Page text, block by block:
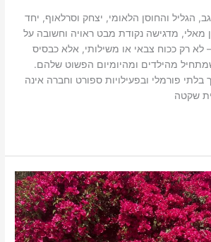
הגליל והחוסן הלאומי, יצחק וסרלאוף, יחד
מאלי, מדגישה נקודת מבט ראויה וחשובה על
לא רק ככוח צבאי או משילותי, אלא כבסיס
שמתחיל מהילדים ומהיומיום הפשוט שלהם.
בלתי פורמלי ובפעילויות ספורט וחברה אינה
שקטה